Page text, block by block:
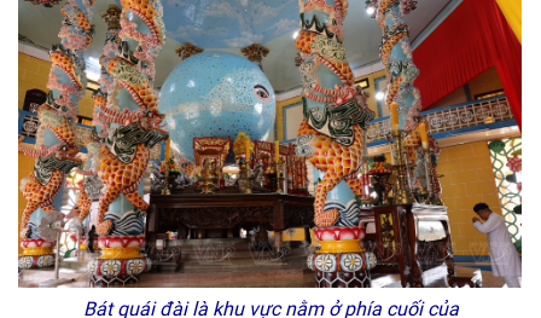
Bát quái đài là khu vực nằm ở phía cuối của